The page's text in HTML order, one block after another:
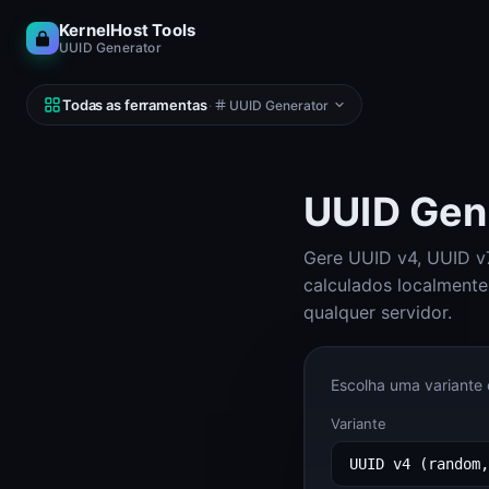
KernelHost Tools
UUID Generator
Todas as ferramentas· UUID Generator
Calculadora de sub-redes (IPv4 e IPv6)
Reverse DNS Lookup (PTR, FCrDNS, ASN)
UUID
Gere UUID v4, UUID
calculados
qualquer servidor.
Escolha uma
Variante